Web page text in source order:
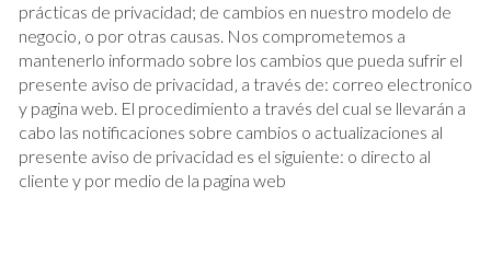
prácticas de privacidad; de cambios en nuestro modelo de
negocio‚ o por otras causas. Nos comprometemos a
mantenerlo informado sobre los cambios que pueda sufrir el
presente aviso de privacidad‚ a través de: correo electronico
y pagina web. El procedimiento a través del cual se llevarán a
cabo las notificaciones sobre cambios o actualizaciones al
presente aviso de privacidad es el siguiente: o directo al
cliente y por medio de la pagina web